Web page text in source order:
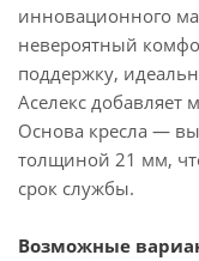
инновационного
невероятный
поддержку,
Аселекс добавляет
Основа кресла —
толщиной 21 мм,
срок службы.
Возможные